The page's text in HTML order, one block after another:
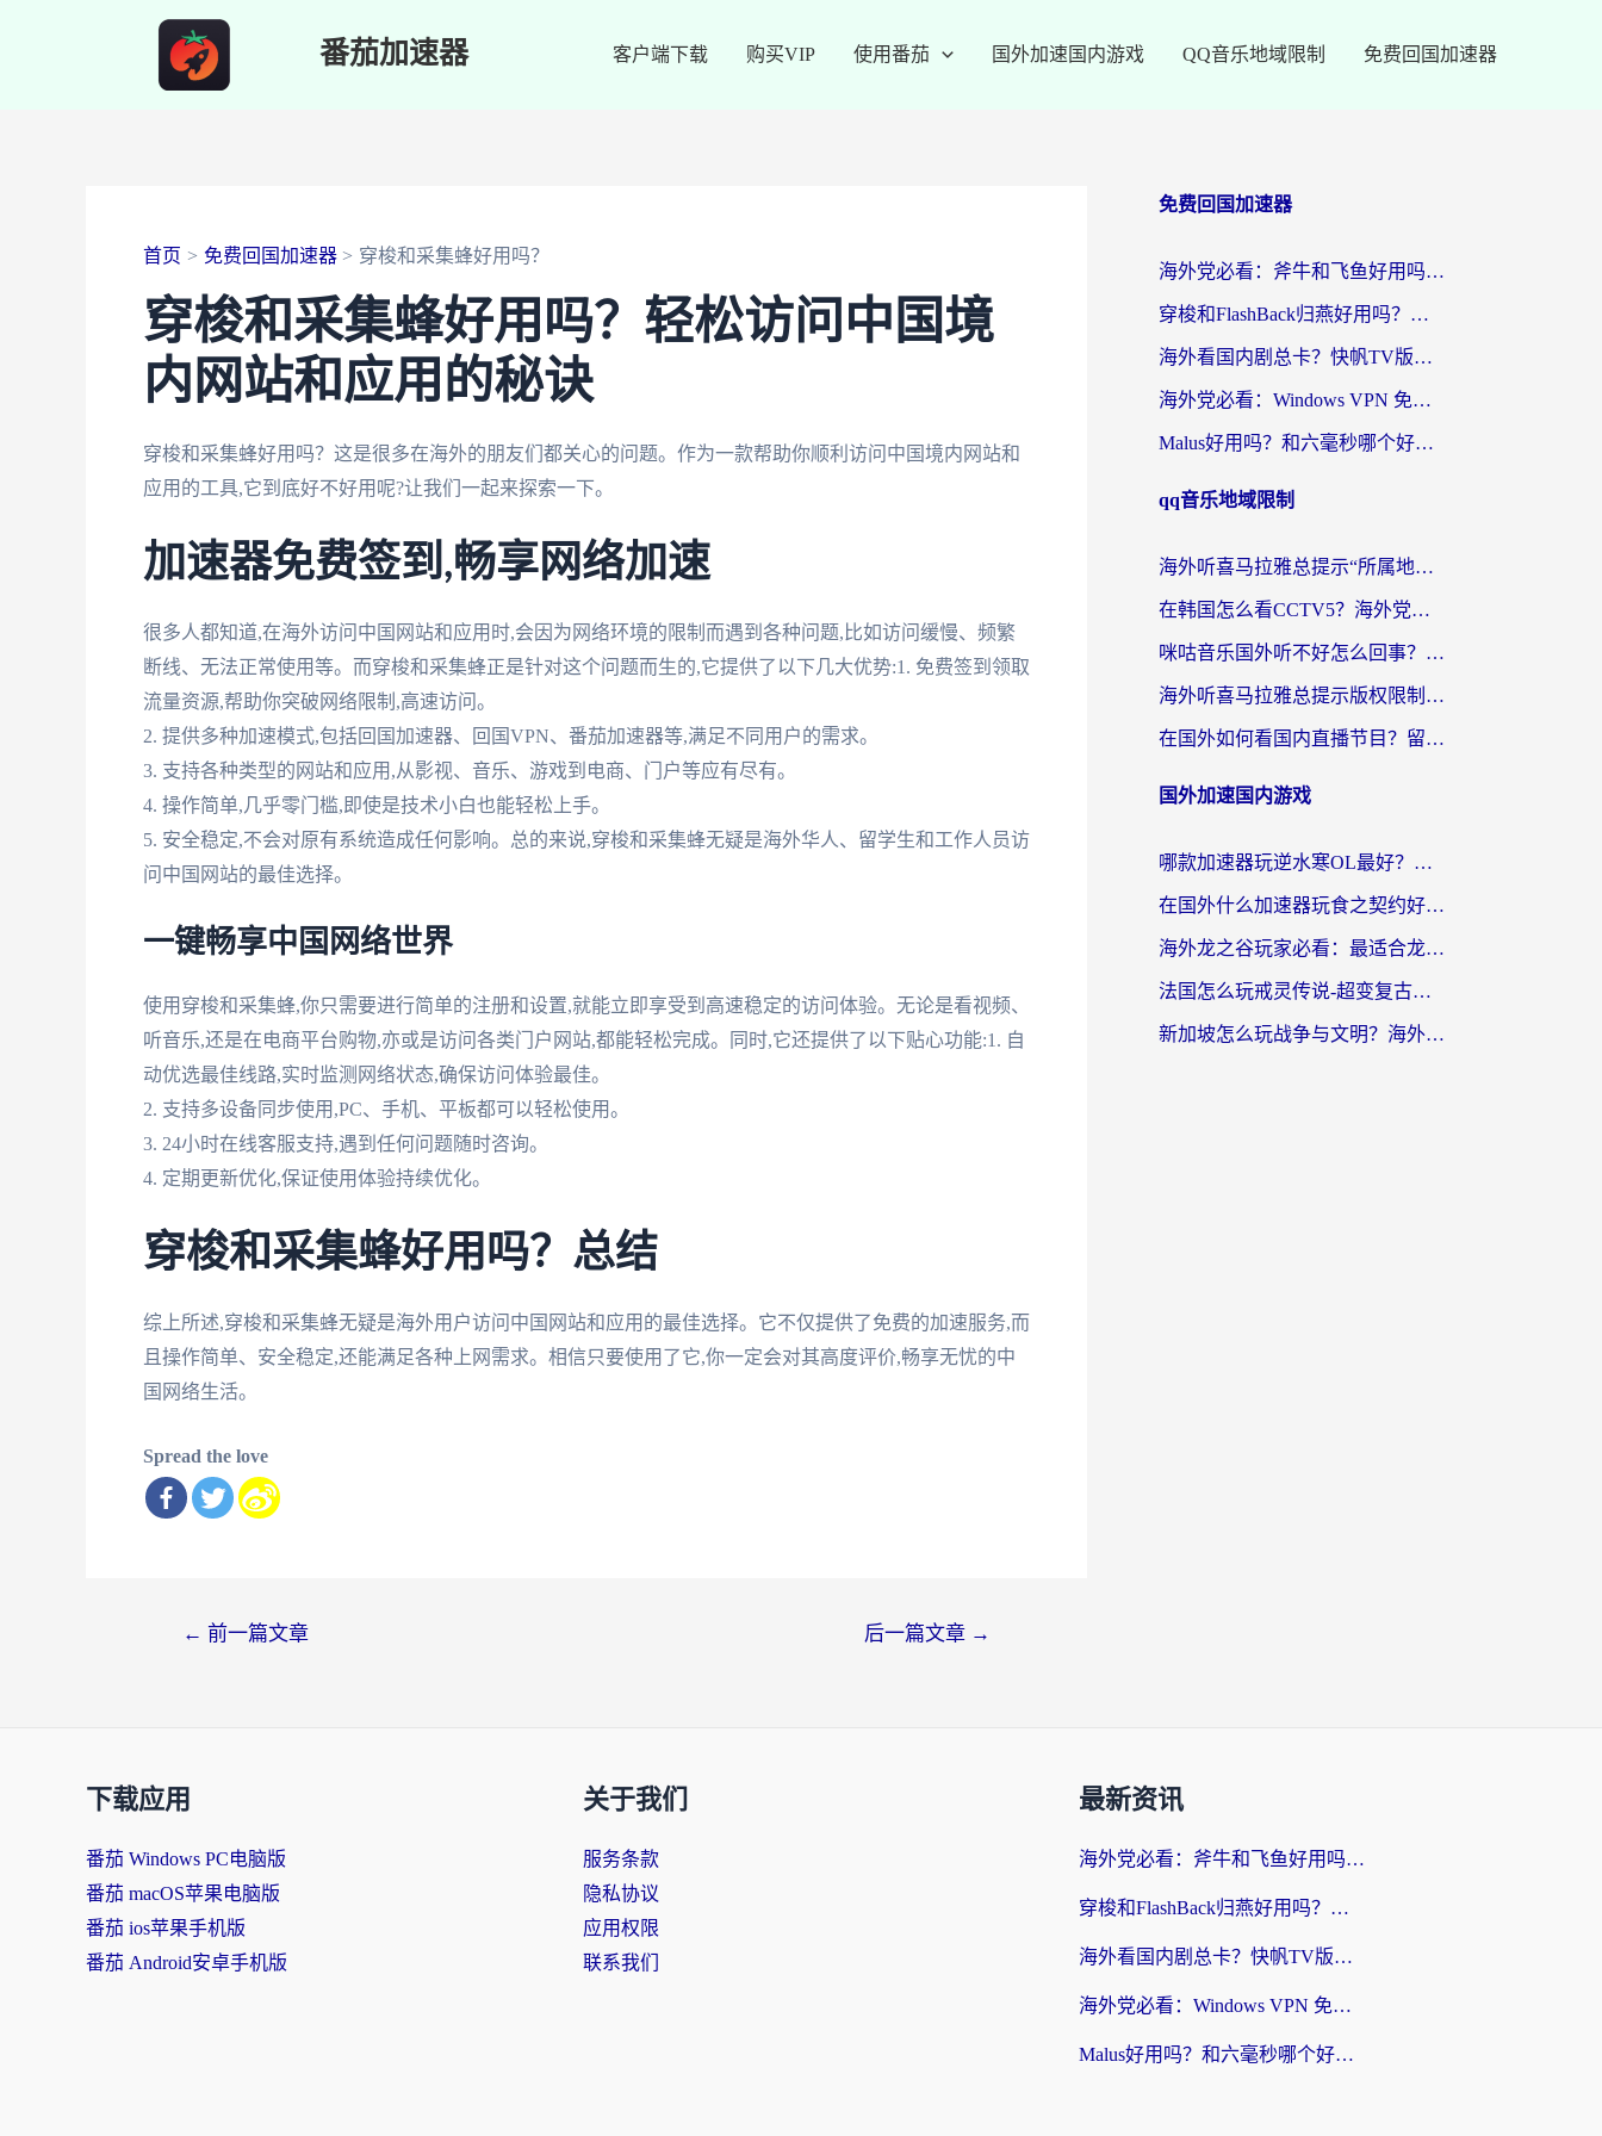
番茄加速器 客户端下载 购买VIP 使用番茄 国外加速国内游戏 QQ音乐地域限制 免费回国加速器
首页 免费回国加速器 穿梭和采集蜂好用吗？
穿梭和采集蜂好用吗？轻松访问中国境
内网站和应用的秘诀
穿梭和采集蜂好用吗？这是很多在海外的朋友们都关心的问题。作为一款帮助你顺利访问中国境内网站和
应用的工具,它到底好不好用呢?让我们一起来探索一下。
加速器免费签到,畅享网络加速
很多人都知道,在海外访问中国网站和应用时,会因为网络环境的限制而遇到各种问题,比如访问缓慢、频繁
断线、无法正常使用等。而穿梭和采集蜂正是针对这个问题而生的,它提供了以下几大优势:1. 免费签到领取
流量资源,帮助你突破网络限制,高速访问。
2. 提供多种加速模式,包括回国加速器、回国VPN、番茄加速器等,满足不同用户的需求。
3. 支持各种类型的网站和应用,从影视、音乐、游戏到电商、门户等应有尽有。
4. 操作简单,几乎零门槛,即使是技术小白也能轻松上手。
5. 安全稳定,不会对原有系统造成任何影响。总的来说,穿梭和采集蜂无疑是海外华人、留学生和工作人员访
问中国网站的最佳选择。
一键畅享中国网络世界
使用穿梭和采集蜂,你只需要进行简单的注册和设置,就能立即享受到高速稳定的访问体验。无论是看视频、
听音乐,还是在电商平台购物,亦或是访问各类门户网站,都能轻松完成。同时,它还提供了以下贴心功能:1. 自
动优选最佳线路,实时监测网络状态,确保访问体验最佳。
2. 支持多设备同步使用,PC、手机、平板都可以轻松使用。
3. 24小时在线客服支持,遇到任何问题随时咨询。
4. 定期更新优化,保证使用体验持续优化。
穿梭和采集蜂好用吗？总结
综上所述,穿梭和采集蜂无疑是海外用户访问中国网站和应用的最佳选择。它不仅提供了免费的加速服务,而
且操作简单、安全稳定,还能满足各种上网需求。相信只要使用了它,你一定会对其高度评价,畅享无忧的中
国网络生活。
Spread the love
← 前一篇文章 后一篇文章 →
免费回国加速器
海外党必看：斧牛和飞鱼好用吗？3步选对回国加速器，无缝刷剧玩国服
穿梭和FlashBack归燕好用吗？海外党亲测3款热门回国加速器，教你选对不踩坑
海外看国内剧总卡？快帆TV版VPN好用吗？和快滚VPN对比哪个回国效果更好？
海外党必看：Windows VPN 免费？别踩坑！教你选对好用的国内加速器无缝回国
Malus好用吗？和六毫秒哪个好？海外党选回国加速器的避坑指南
qq音乐地域限制
海外听喜马拉雅总提示“所属地区暂时无版权”？这个限制解除方法亲测有效！
在韩国怎么看CCTV5？海外党体育赛事+中文解说观看终极指南
咪咕音乐国外听不好怎么回事？海外党听歌自由的终极解决方案来了
海外听喜马拉雅总提示版权限制？3步解决+2个音乐平台问题全攻略
在国外如何看国内直播节目？留学生亲测有效的追剧加速指南
国外加速国内游戏
哪款加速器玩逆水寒OL最好？海外党实测后的终极选择指南
在国外什么加速器玩食之契约好用？海外党亲测有效的国服游戏加速指南
海外龙之谷玩家必看：最适合龙之谷的加速器，解决延迟卡顿还能畅玩幻书启示录和梦幻西游？
法国怎么玩戒灵传说-超变复古传奇？海外玩家国服游戏加速终极指南
新加坡怎么玩战争与文明？海外党国服游戏加速器终极避坑指南
下载应用
番茄 Windows PC电脑版
番茄 macOS苹果电脑版
番茄 ios苹果手机版
番茄 Android安卓手机版
关于我们
服务条款
隐私协议
应用权限
联系我们
最新资讯
海外党必看：斧牛和飞鱼好用吗？3步选对回国加速器，无缝刷剧玩国服
穿梭和FlashBack归燕好用吗？海外党亲测3款热门回国加速器，教你选对不踩坑
海外看国内剧总卡？快帆TV版VPN好用吗？和快滚VPN对比哪个回国效果更好？
海外党必看：Windows VPN 免费？别踩坑！教你选对好用的国内加速器无缝回国
Malus好用吗？和六毫秒哪个好？海外党选回国加速器的避坑指南